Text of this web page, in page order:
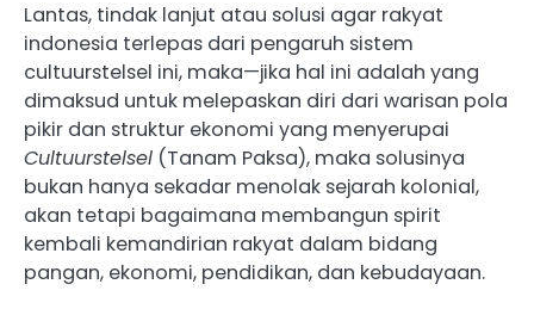
Lantas, tindak lanjut atau solusi agar rakyat
indonesia terlepas dari pengaruh sistem
cultuurstelsel ini, maka—jika hal ini adalah yang
dimaksud untuk melepaskan diri dari warisan pola
pikir dan struktur ekonomi yang menyerupai
Cultuurstelsel (Tanam Paksa), maka solusinya
bukan hanya sekadar menolak sejarah kolonial,
akan tetapi bagaimana membangun spirit
kembali kemandirian rakyat dalam bidang
pangan, ekonomi, pendidikan, dan kebudayaan.